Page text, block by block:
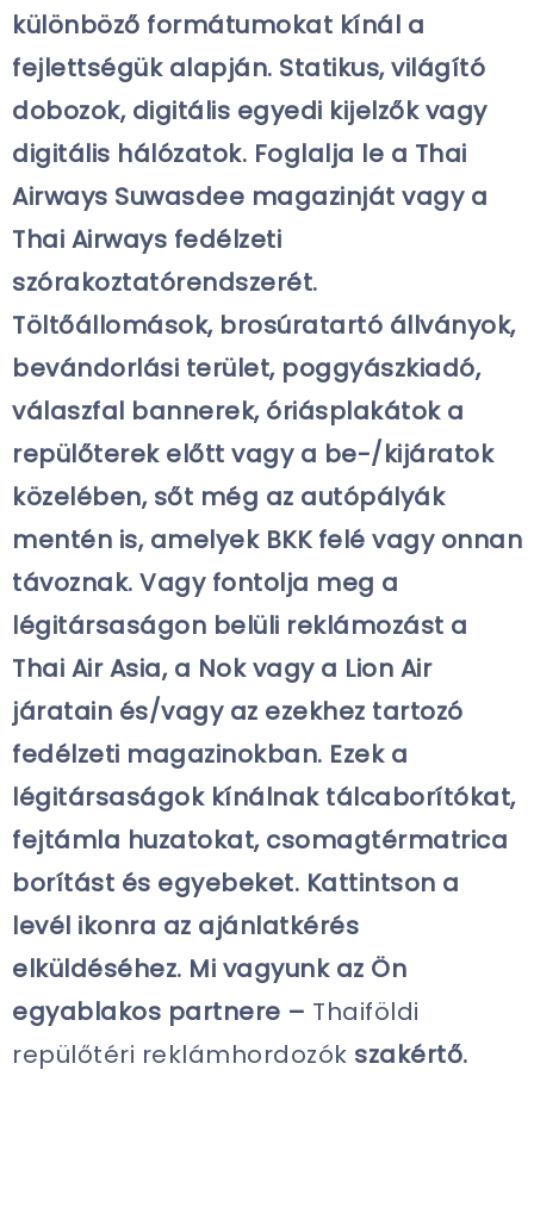
különböző formátumokat kínál a
fejlettségük alapján. Statikus, világító
dobozok, digitális egyedi kijelzők vagy
digitális hálózatok. Foglalja le a Thai
Airways Suwasdee magazinját vagy a
Thai Airways fedélzeti
szórakoztatórendszerét.
Töltőállomások, brosúratartó állványok,
bevándorlási terület, poggyászkiadó,
válaszfal bannerek, óriásplakátok a
repülőterek előtt vagy a be-/kijáratok
közelében, sőt még az autópályák
mentén is, amelyek BKK felé vagy onnan
távoznak. Vagy fontolja meg a
légitársaságon belüli reklámozást a
Thai Air Asia, a Nok vagy a Lion Air
járatain és/vagy az ezekhez tartozó
fedélzeti magazinokban. Ezek a
légitársaságok kínálnak tálcaborítókat,
fejtámla huzatokat, csomagtérmatrica
borítást és egyebeket. Kattintson a
levél ikonra az ajánlatkérés
elküldéséhez. Mi vagyunk az Ön
egyablakos partnere – Thaiföldi
repülőtéri reklámhordozók szakértő.